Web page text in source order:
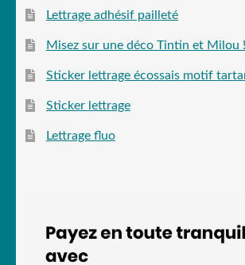
Lettrage adhésif pailleté
Misez sur une déco Tintin et Milou !
Sticker lettrage écossais motif
Sticker lettrage
Lettrage fluo